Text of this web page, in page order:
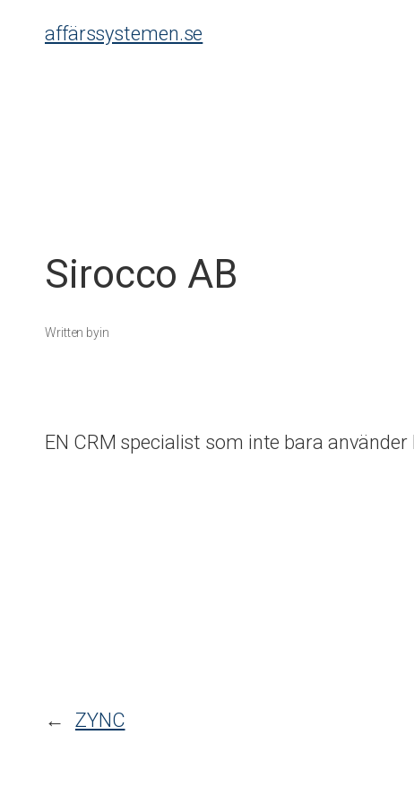
affärssystemen.se
Sirocco AB
Written byin
EN CRM specialist som inte bara
← ZYNC